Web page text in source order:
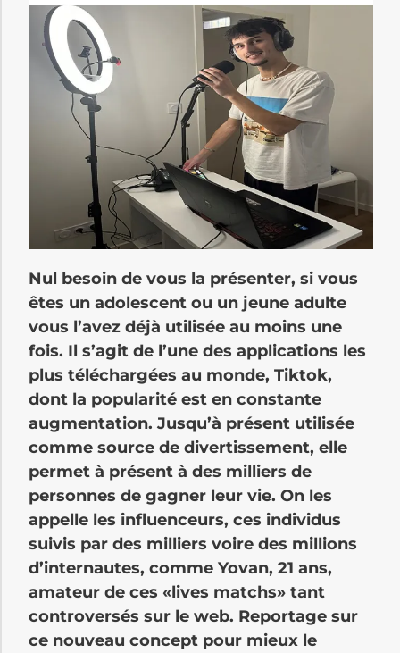
Nul besoin de vous la présenter, si vous
êtes un adolescent ou un jeune adulte
vous l’avez déjà utilisée au moins une
fois. Il s’agit de l’une des applications les
plus téléchargées au monde, Tiktok,
dont la popularité est en constante
augmentation. Jusqu’à présent utilisée
comme source de divertissement, elle
permet à présent à des milliers de
personnes de gagner leur vie. On les
appelle les influenceurs, ces individus
suivis par des milliers voire des millions
d’internautes, comme Yovan, 21 ans,
amateur de ces «lives matchs» tant
controversés sur le web. Reportage sur
ce nouveau concept pour mieux le